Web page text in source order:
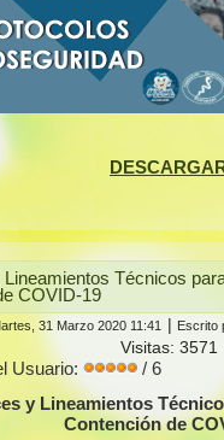
Técnicos
COVID-19
31 Marzo 2020 11:41 Escrito
Visitas: 3571
Usuario:
/ 6
y Lineamientos
Contención de